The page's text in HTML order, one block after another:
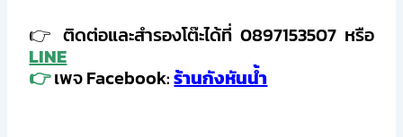
👉 ติดต่อและสำรองโต๊ะได้ที่ 0897153507 หรือ
LINE
👉เพจ Facebook:ร้านกังหันน้ำ